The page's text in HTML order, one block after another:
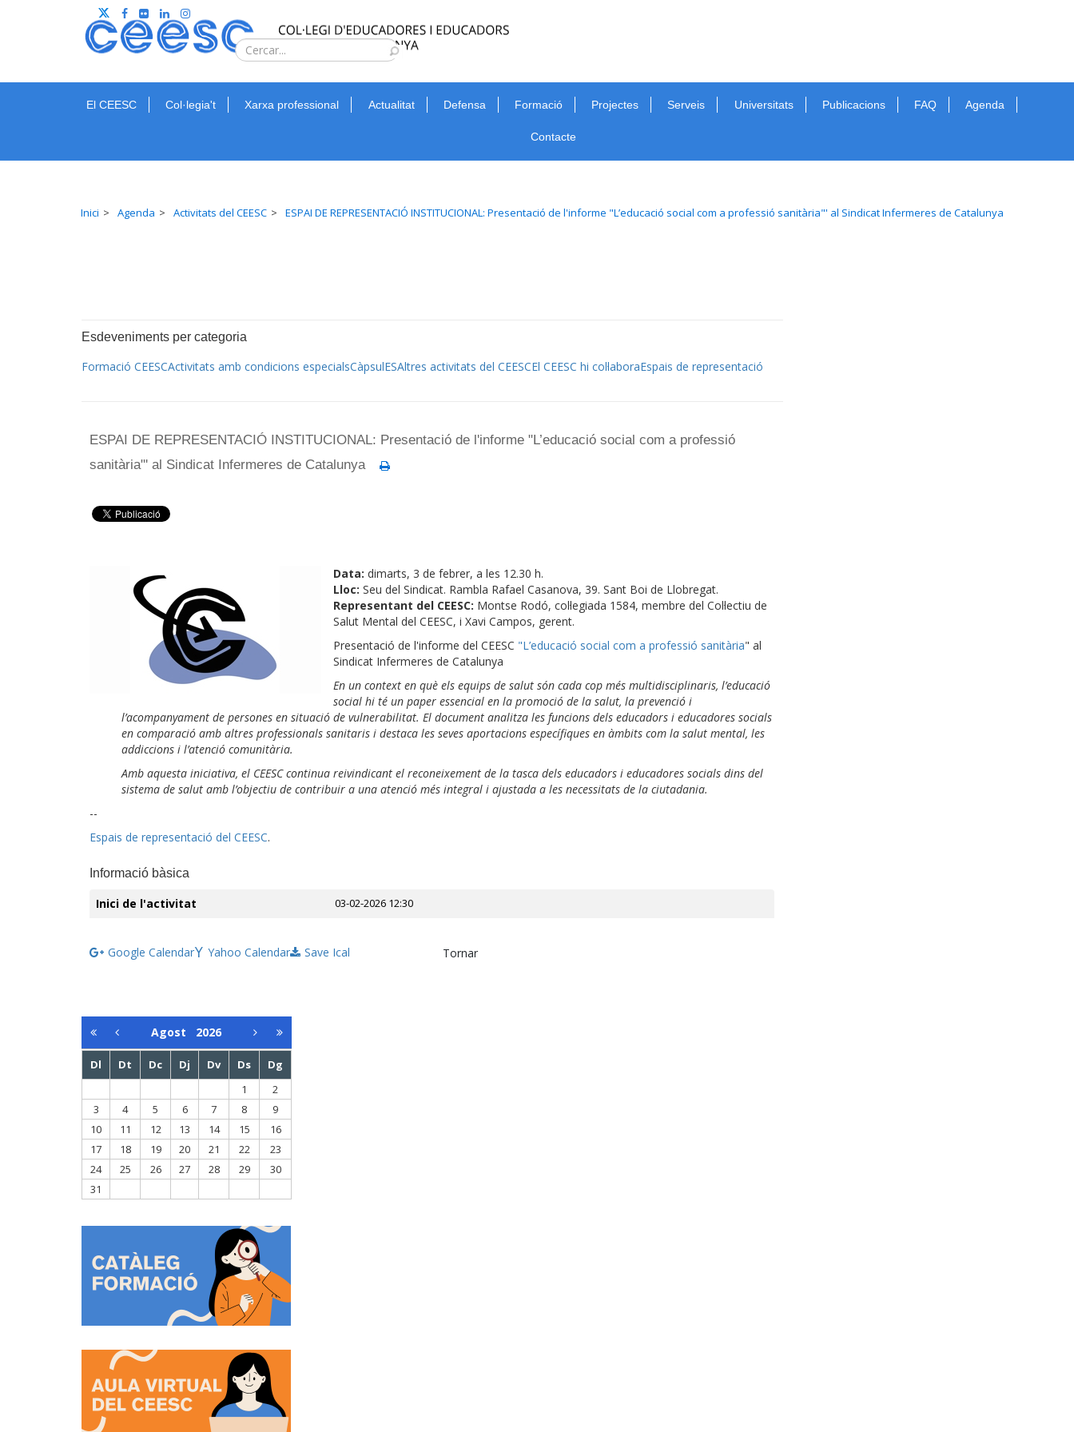
Type 2 or more characters for results.
Cerca
El CEESC Col·legia't Xarxa professional Actualitat Defensa Formació Projectes Serveis Universitats Publicacions FAQ Agenda
Contacte
Inici Agenda Activitats del CEESC ESPAI DE REPRESENTACIÓ INSTITUCIONAL: Presentació de l'informe "L’educació social com a professió sanitària"' al Sindicat Infermeres de Catalunya
Esdeveniments per categoria
Formació CEESCActivitats amb condicions especialsCàpsulESAltres activitats del CEESCEl CEESC hi col·laboraEspais de representació
ESPAI DE REPRESENTACIÓ INSTITUCIONAL: Presentació de l'informe "L’educació social com a professió
sanitària"' al Sindicat Infermeres de Catalunya
Data: dimarts, 3 de febrer, a les 12.30 h.
Lloc: Seu del Sindicat. Rambla Rafael Casanova, 39. Sant Boi de Llobregat.
Representant del CEESC: Montse Rodó, col·legiada 1584, membre del Col·lectiu de
Salut Mental del CEESC, i Xavi Campos, gerent.
Presentació de l'informe del CEESC "L’educació social com a professió sanitària" al
Sindicat Infermeres de Catalunya
En un context en què els equips de salut són cada cop més multidisciplinaris, l’educació
social hi té un paper essencial en la promoció de la salut, la prevenció i
l’acompanyament de persones en situació de vulnerabilitat. El document analitza les funcions dels educadors i educadores socials
en comparació amb altres professionals sanitaris i destaca les seves aportacions específiques en àmbits com la salut mental, les
addiccions i l’atenció comunitària.
Amb aquesta iniciativa, el CEESC continua reivindicant el reconeixement de la tasca dels educadors i educadores socials dins del
sistema de salut amb l’objectiu de contribuir a una atenció més integral i ajustada a les necessitats de la ciutadania.
--
Espais de representació del CEESC.
Informació bàsica
Inici de l'activitat 03-02-2026 12:30
Google Calendar Yahoo Calendar Save Ical Tornar
Agost 2026
Dl Dt Dc Dj Dv Ds
Dg
1
2
3
4 5 6 7 8
9
10
11 12 13 14 15
16
17
18 19 20 21 22
23
24
25 26 27 28 29
30
31